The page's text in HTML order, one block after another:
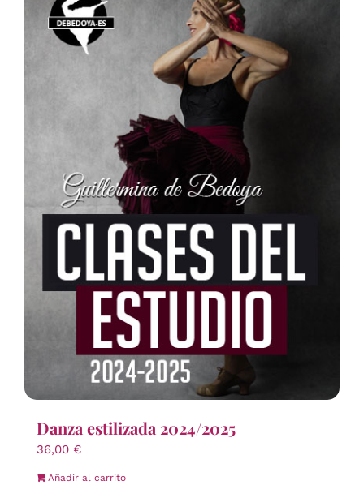
Danza estilizada 2024/2025
36,00 €
Añadir al carrito